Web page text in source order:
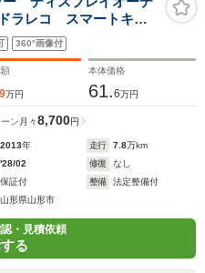
ラレコ スマートキ
チアルミ オートライ
360°画像付
9万円
本体価格
61.6万円
ン 月々8,700円
2013年 走行 7.8万km
'28/02 修復
なし
保証付 整備
法定整備付
山形県山形市
・見積依頼
る